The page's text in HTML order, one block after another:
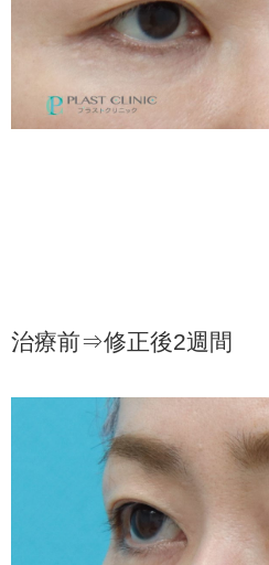
治療前⇒修正後2週間